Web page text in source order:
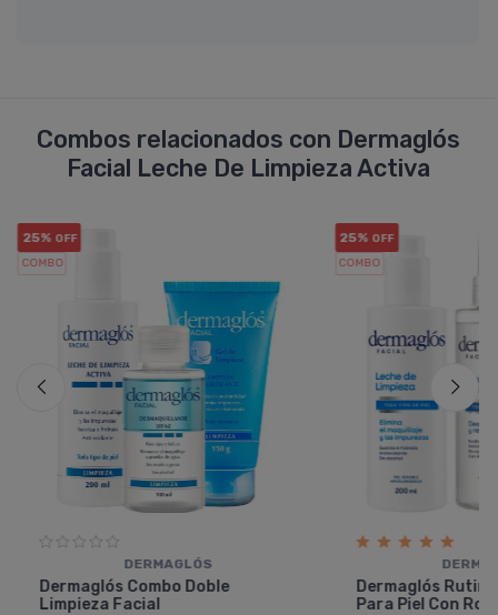
Combos relacionados con Dermaglós
Facial Leche De Limpieza Activa
25% OFF
COMBO
DERMAGLÓS
Dermaglós Combo Doble
Limpieza Facial
25% OFF
COMBO
Dermaglós
Para Piel Con